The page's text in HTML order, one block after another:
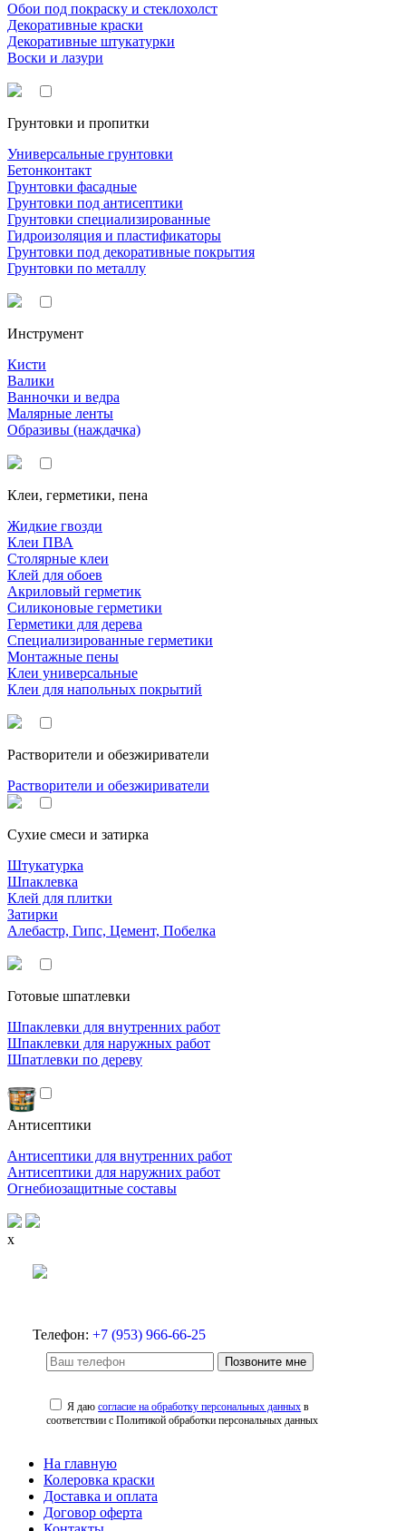
Обои под покраску и стеклохолст
Декоративные краски
Декоративные штукатурки
Воски и лазури
Грунтовки и пропитки
Универсальные грунтовки
Бетонконтакт
Грунтовки фасадные
Грунтовки под антисептики
Грунтовки специализированные
Гидроизоляция и пластификаторы
Грунтовки под декоративные покрытия
Грунтовки по металлу
Инструмент
Кисти
Валики
Ванночки и ведра
Малярные ленты
Образивы (наждачка)
Клеи, герметики, пена
Жидкие гвозди
Клеи ПВА
Столярные клеи
Клей для обоев
Акриловый герметик
Силиконовые герметики
Герметики для дерева
Специализированные герметики
Монтажные пены
Клеи универсальные
Клеи для напольных покрытий
Растворители и обезжириватели
Растворители и обезжириватели
Сухие смеси и затирка
Штукатурка
Шпаклевка
Клей для плитки
Затирки
Алебастр, Гипс, Цемент, Побелка
Готовые шпатлевки
Шпаклевки для внутренних работ
Шпаклевки для наружных работ
Шпатлевки по дереву
Антисептики
Антисептики для внутренних работ
Антисептики для наружних работ
Огнебиозащитные составы
x
Телефон: +7 (953) 966-66-25
Позвоните мне
Я даюсогласие на обработку персональных данных в
соответствии с Политикой обработки персональных данных
На главную
Колеровка краски
Доставка и оплата
Договор оферта